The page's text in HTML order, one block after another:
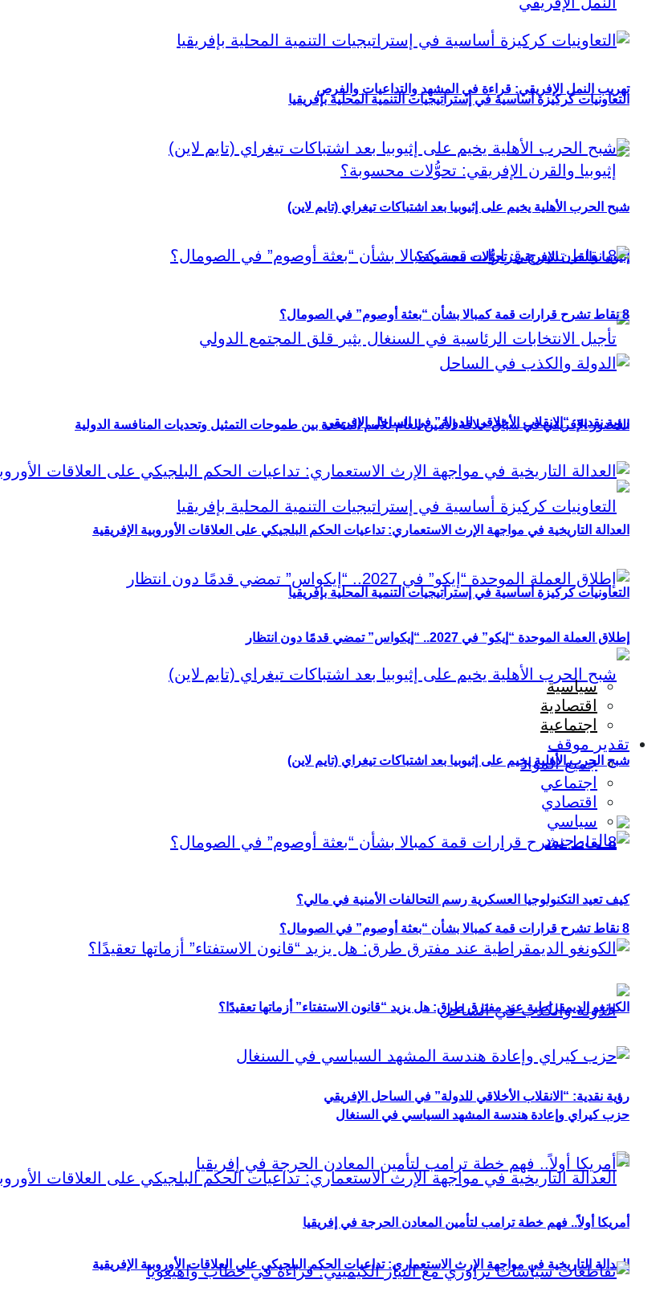
تهريب النمل الإفريقي: قراءة في المشهد والتداعيات والفرص
إثيوبيا والقرن الإفريقي: تحوُّلات محسوبة؟
الحضور الإفريقي في سباق خلافة الأمين العام للأمم المتحدة بين طموحات التمثيل وتحديات المنافسة الدولية
التعاونيات كركيزة أساسية في إستراتيجيات التنمية المحلية بإفريقيا
شبح الحرب الأهلية يخيم على إثيوبيا بعد اشتباكات تيغراي (تايم لاين)
8 نقاط تشرح قرارات قمة كمبالا بشأن “بعثة أوصوم” في الصومال؟
رؤية نقدية: “الانقلاب الأخلاقي للدولة” في الساحل الإفريقي
العدالة التاريخية في مواجهة الإرث الاستعماري: تداعيات الحكم البلجيكي على العلاقات الأوروبية الإفريقية
التعاونيات كركيزة أساسية في إستراتيجيات التنمية المحلية بإفريقيا
شبح الحرب الأهلية يخيم على إثيوبيا بعد اشتباكات تيغراي (تايم لاين)
8 نقاط تشرح قرارات قمة كمبالا بشأن “بعثة أوصوم” في الصومال؟
رؤية نقدية: “الانقلاب الأخلاقي للدولة” في الساحل الإفريقي
العدالة التاريخية في مواجهة الإرث الاستعماري: تداعيات الحكم البلجيكي على العلاقات الأوروبية الإفريقية
إطلاق العملة الموحدة “إيكو” في 2027.. “إيكواس” تمضي قدمًا دون انتظار
سياسية
اقتصادية
اجتماعية
تقدير موقف
جميع المواد
اجتماعي
اقتصادي
سياسي
كيف تعيد التكنولوجيا العسكرية رسم التحالفات الأمنية في مالي؟
الكونغو الديمقراطية عند مفترق طرق: هل يزيد “قانون الاستفتاء” أزماتها تعقيدًا؟
حزب كيراي وإعادة هندسة المشهد السياسي في السنغال
أمريكا أولاً.. فهم خطة ترامب لتأمين المعادن الحرجة في إفريقيا